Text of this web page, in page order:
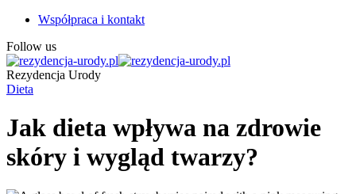
Współpraca i kontakt
Follow us
Rezydencja Urody
Dieta
Jak dieta wpływa na zdrowie
skóry i wygląd twarzy?